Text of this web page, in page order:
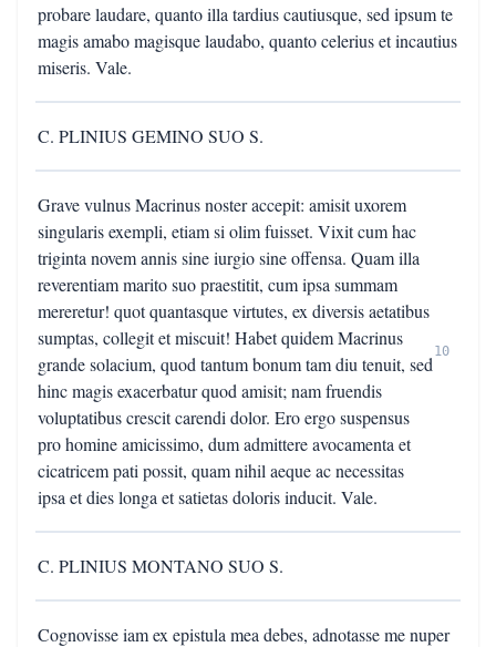
probare laudare, quanto illa tardius cautiusque, sed ipsum te
magis amabo magisque laudabo, quanto celerius et incautius
miseris. Vale.
C. PLINIUS GEMINO SUO S.
Grave vulnus Macrinus noster accepit: amisit uxorem
singularis exempli, etiam si olim fuisset. Vixit cum hac
triginta novem annis sine iurgio sine offensa. Quam illa
reverentiam marito suo praestitit, cum ipsa summam
mereretur! quot quantasque virtutes, ex diversis aetatibus
sumptas, collegit et miscuit! Habet quidem Macrinus
grande solacium, quod tantum bonum tam diu tenuit, sed
hinc magis exacerbatur quod amisit; nam fruendis
voluptatibus crescit carendi dolor. Ero ergo suspensus
pro homine amicissimo, dum admittere avocamenta et
cicatricem pati possit, quam nihil aeque ac necessitas
ipsa et dies longa et satietas doloris inducit. Vale.
10
C. PLINIUS MONTANO SUO S.
Cognovisse iam ex epistula mea debes, adnotasse me nuper